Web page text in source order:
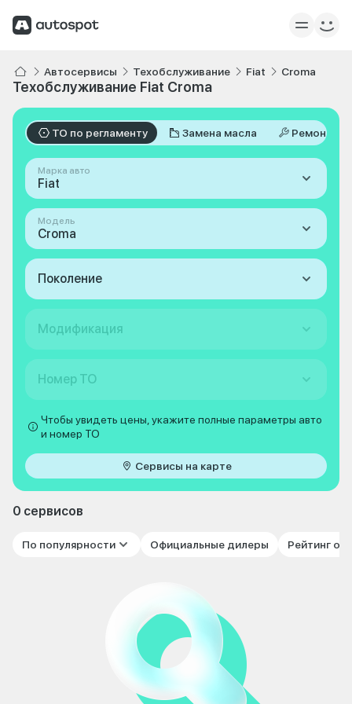
Автосервисы Техобслуживание Fiat Croma
Техобслуживание Fiat Croma
ТО по регламенту Замена масла Ремонт
Марка авто
Fiat
Модель
Croma
Поколение
Модификация
Номер ТО
Чтобы увидеть цены, укажите полные параметры авто
и номер ТО
Сервисы на карте
0 сервисов
По популярности Официальные дилеры Рейтинг